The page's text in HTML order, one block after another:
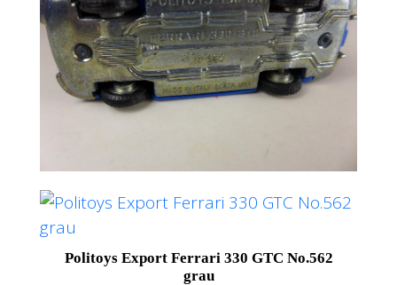
Politoys Export Ferrari 330 GTC No.562
grau